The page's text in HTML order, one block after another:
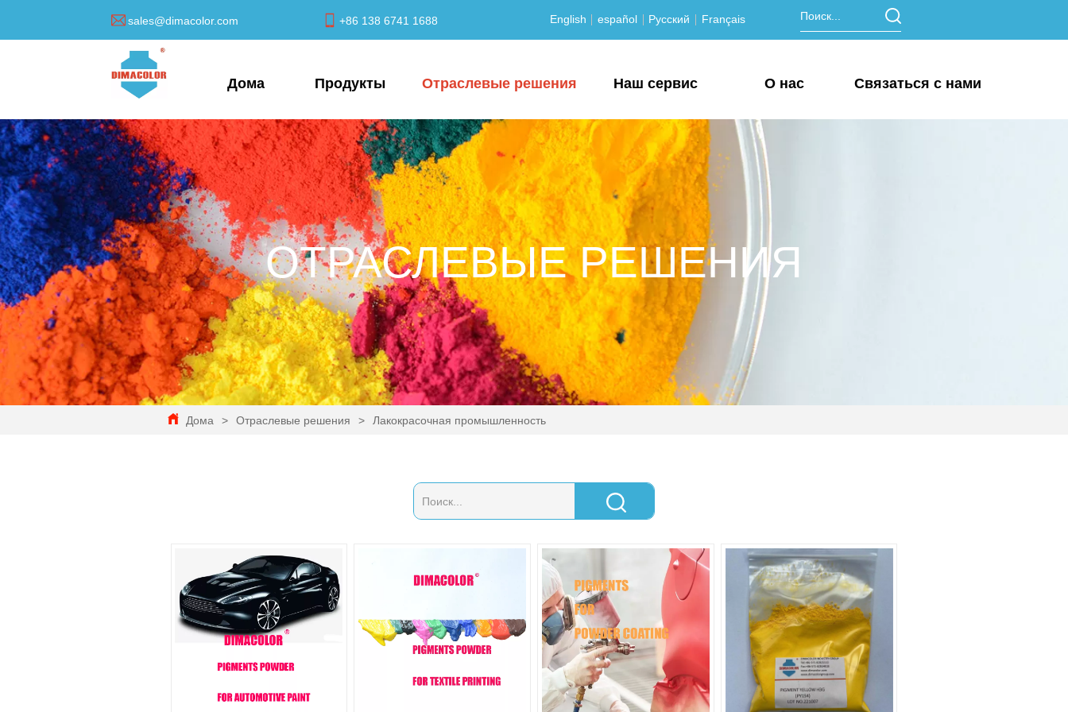
sales@dimacolor.com +86 138 6741 1688 English español Русский Français
Дома Продукты Отраслевые решения Наш сервис О нас Связаться с нами
ОТРАСЛЕВЫЕ РЕШЕНИЯ
Дома > Отраслевые решения > Лакокрасочная промышленность